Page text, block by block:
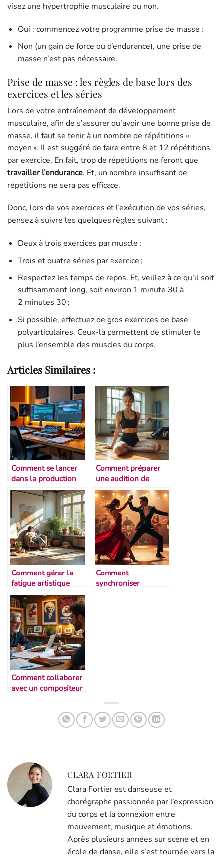
visez une hypertrophie musculaire ou non.
Oui : commencez votre programme prise de masse ;
Non (un gain de force ou d’endurance), une prise de
masse n’est pas nécessaire.
Prise de masse : les règles de base lors des
exercices et les séries
Lors de votre entraînement de développement
musculaire, afin de s’assurer qu’avoir une bonne prise de
masse, il faut se tenir à un nombre de répétitions «
moyen ». Il est suggéré de faire entre 8 et 12 répétitions
par exercice. En fait, trop de répétitions ne feront que
travailler l’endurance. Et, un nombre insuffisant de
répétitions ne sera pas efficace.
Donc, lors de vos exercices et l’exécution de vos séries,
pensez à suivre les quelques règles suivant :
Deux à trois exercices par muscle ;
Trois et quatre séries par exercice ;
Respectez les temps de repos. Et, veillez à ce qu’il soit
suffisamment long, soit environ 1 minute 30 à
2 minutes 30 ;
Si possible, effectuez de gros exercices de base
polyarticulaires. Ceux-là permettent de stimuler le
plus l’ensemble des muscles du corps.
Articles Similaires :
Comment se lancer
dans la production
musicale maison
Comment préparer
une audition de
danse
Comment gérer la
fatigue artistique
Comment
synchroniser
Comment collaborer
avec un compositeur
CLARA FORTIER
Clara Fortier est danseuse et
chorégraphe passionnée par l’expression
du corps et la connexion entre
mouvement, musique et émotions.
Après plusieurs années sur scène et en
école de danse, elle s’est tournée vers la